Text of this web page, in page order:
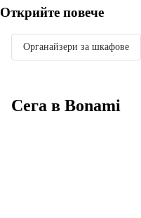
Открийте повече
Органайзери за шкафове
Сега в Bonami